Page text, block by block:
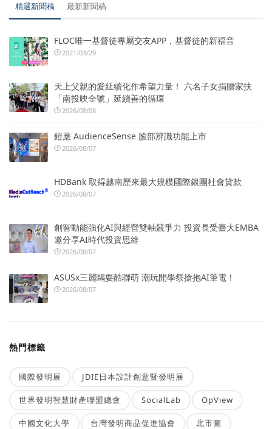
精選新聞稿 最新新聞稿
FLOC唯一基督徒專屬交友APP，基督徒的新福音
2021/03/29
天上父親的愛延續化作希望力量！ 六名子女捐贈家扶
「南投映全號」延續善的循環
2026/08/08
鎧應 AudienceSense 臉部辨識功能上市
2026/08/07
HDBank 取得越南歷來最大規模國際銀團社會貸款
2026/08/07
創智動能強化AI與經營雙軸競爭力 投資長受臺大EMBA
邀分享AI時代投資思維
2026/08/07
ASUSx三麗鷗耍酷聯萌 潮玩開學祭搶抱AI筆電！
2026/08/07
熱門標籤
國際發明展 JDIE日本設計創意暨發明展
世界發明智慧財產聯盟總會 SocialLab OpView
中國文化大學 台灣發明商品促進協會 北市圖